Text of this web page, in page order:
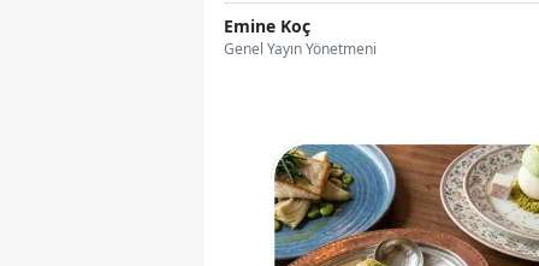
Emine Koç
Genel Yayın Yönetmeni